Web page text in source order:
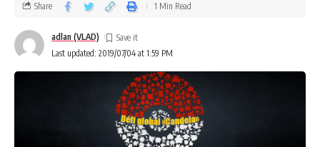
Last updated: 2019/07/04 at 1:59 PM
adlan (VLAD)
Share 1 Min Read